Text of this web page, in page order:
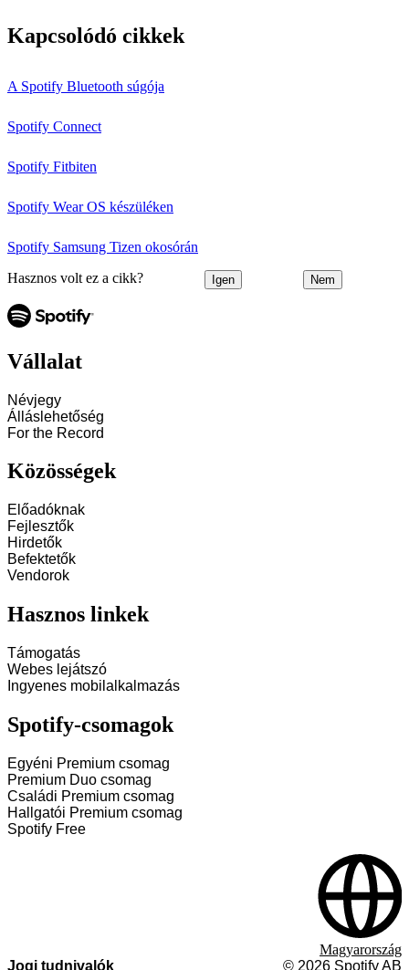
Kapcsolódó cikkek
A Spotify Bluetooth súgója
Spotify Connect
Spotify Fitbiten
Spotify Wear OS készüléken
Spotify Samsung Tizen okosórán
Hasznos volt ez a cikk? Igen Nem
Vállalat
Névjegy
Álláslehetőség
For the Record
Közösségek
Előadóknak
Fejlesztők
Hirdetők
Befektetők
Vendorok
Hasznos linkek
Támogatás
Webes lejátszó
Ingyenes mobilalkalmazás
Spotify-csomagok
Egyéni Premium csomag
Premium Duo csomag
Családi Premium csomag
Hallgatói Premium csomag
Spotify Free
Jogi tudnivalók © 2026 Spotify AB
Magyarország